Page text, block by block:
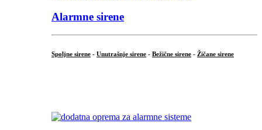
Alarmne sirene
Spoljne sirene - Unutrašnje sirene - Bežične sirene - Žičane sirene